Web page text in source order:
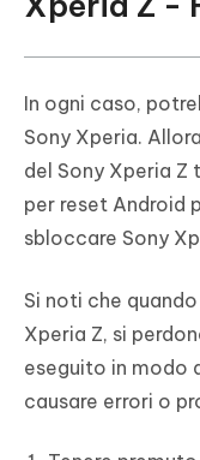
In ogni caso,
Sony Xperia.
del Sony Xperia Z
per reset Android
sbloccare Sony
Si noti che
Xperia Z, si
eseguito in modo
causare errori o